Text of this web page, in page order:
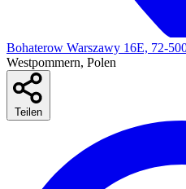
Bohaterow Warszawy 16E, 72-
Westpommern, Polen
Teilen